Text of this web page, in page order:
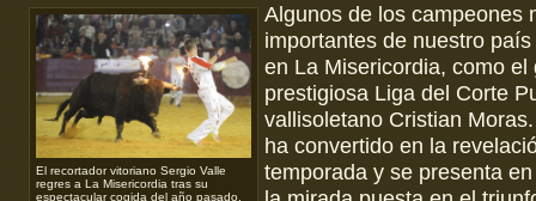
El recortador vitoriano Sergio Valle
regres a La Misericordia tras su
espectacular cogida del año pasado.
Algunos de los campeones
importantes de nuestro
en La Misericordia, como el
prestigiosa Liga del Corte
vallisoletano Cristian
ha convertido en la
temporada y se presenta